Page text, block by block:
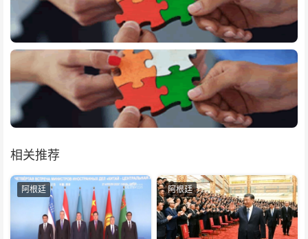
相关推荐
阿根廷 阿根廷